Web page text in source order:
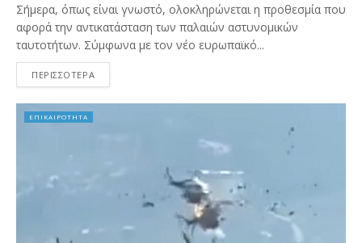
Σήμερα, όπως είναι γνωστό, ολοκληρώνεται η προθεσμία που
αφορά την αντικατάσταση των παλαιών αστυνομικών
ταυτοτήτων. Σύμφωνα με τον νέο ευρωπαϊκό...
ΠΕΡΙΣΣΟΤΕΡΑ
ΕΠΙΚΑΙΡΟΤΗΤΑ